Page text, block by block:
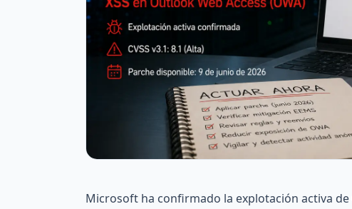
Microsoft ha confirmado la explotación activa de